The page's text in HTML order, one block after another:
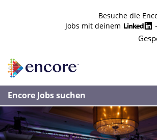
Besuche die
Jobs mit deinem
Encore Jobs suchen